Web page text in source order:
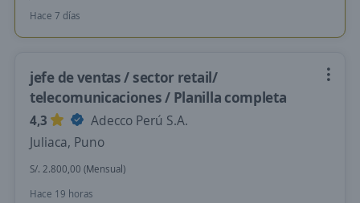
Hace 7 días
jefe de ventas / sector retail/
telecomunicaciones / Planilla completa
4,3
Adecco Perú S.A.
Juliaca, Puno
S/. 2.800,00 (Mensual)
Hace 19 horas